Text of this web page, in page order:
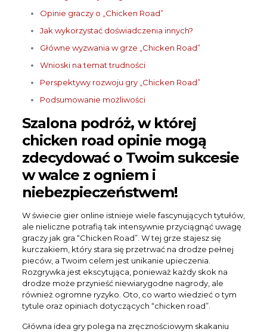
Opinie graczy o „Chicken Road”
Jak wykorzystać doświadczenia innych?
Główne wyzwania w grze „Chicken Road”
Wnioski na temat trudności
Perspektywy rozwoju gry „Chicken Road”
Podsumowanie możliwości
Szalona podróż, w której
chicken road opinie mogą
zdecydować o Twoim sukcesie
w walce z ogniem i
niebezpieczeństwem!
W świecie gier online istnieje wiele fascynujących tytułów,
ale nieliczne potrafią tak intensywnie przyciągnąć uwagę
graczy jak gra “Chicken Road”. W tej grze stajesz się
kurczakiem, który stara się przetrwać na drodze pełnej
pieców, a Twoim celem jest unikanie upieczenia.
Rozgrywka jest ekscytująca, ponieważ każdy skok na
drodze może przynieść niewiarygodne nagrody, ale
również ogromne ryzyko. Oto, co warto wiedzieć o tym
tytule oraz opiniach dotyczących “chicken road”.
Główna idea gry polega na zręcznościowym skakaniu